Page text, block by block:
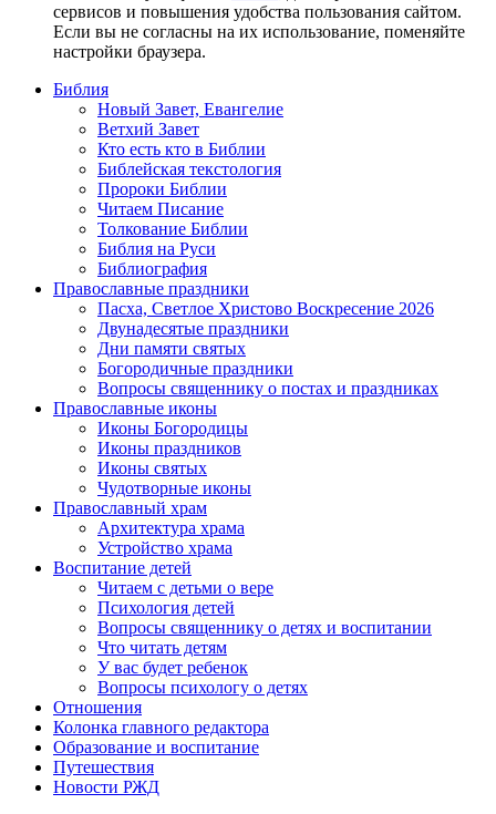
сервисов и повышения удобства пользования сайтом.
Если вы не согласны на их использование, поменяйте
настройки браузера.
Библия
Новый Завет, Евангелие
Ветхий Завет
Кто есть кто в Библии
Библейская текстология
Пророки Библии
Читаем Писание
Толкование Библии
Библия на Руси
Библиография
Православные праздники
Пасха, Светлое Христово Воскресение 2026
Двунадесятые праздники
Дни памяти святых
Богородичные праздники
Вопросы священнику о постах и праздниках
Православные иконы
Иконы Богородицы
Иконы праздников
Иконы святых
Чудотворные иконы
Православный храм
Архитектура храма
Устройство храма
Воспитание детей
Читаем с детьми о вере
Психология детей
Вопросы священнику о детях и воспитании
Что читать детям
У вас будет ребенок
Вопросы психологу о детях
Отношения
Колонка главного редактора
Образование и воспитание
Путешествия
Новости РЖД